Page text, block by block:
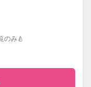
のみ🍐